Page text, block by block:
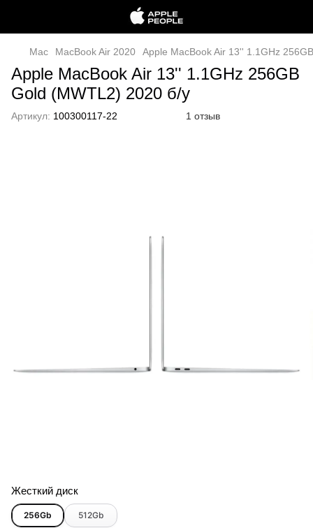
Mac MacBook Air 2020 Apple MacBook Air 13'' 1.1GHz
Apple MacBook Air 13'' 1.1GHz 256GB
Gold (MWTL2) 2020 б/у
Артикул: 100300117-22 1 отзыв
Жесткий диск
256Gb 512Gb